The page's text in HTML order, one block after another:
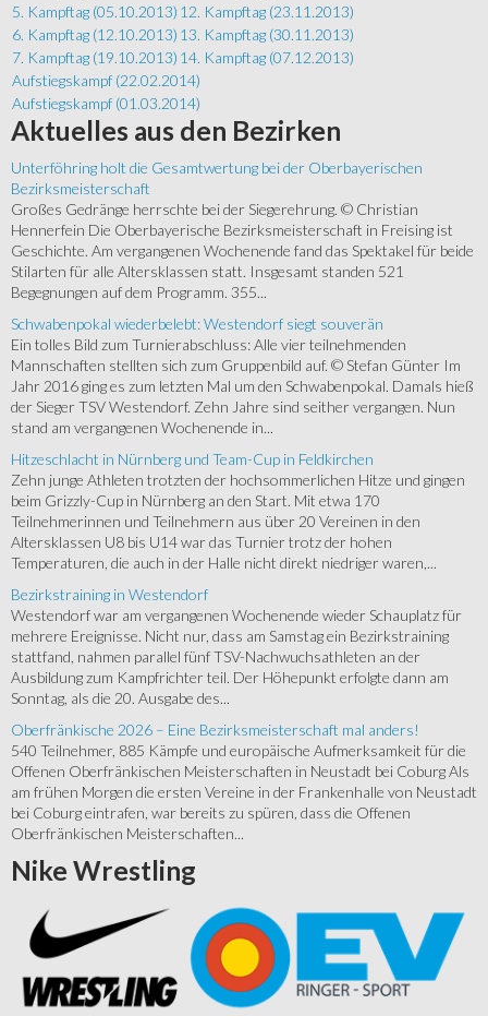
5. Kampftag (05.10.2013) 12. Kampftag (23.11.2013)
6. Kampftag (12.10.2013) 13. Kampftag (30.11.2013)
7. Kampftag (19.10.2013) 14. Kampftag (07.12.2013)
Aufstiegskampf (22.02.2014)
Aufstiegskampf (01.03.2014)
Aktuelles aus den Bezirken
Unterföhring holt die Gesamtwertung bei der Oberbayerischen
Bezirksmeisterschaft
Großes Gedränge herrschte bei der Siegerehrung. © Christian
Hennerfein Die Oberbayerische Bezirksmeisterschaft in Freising ist
Geschichte. Am vergangenen Wochenende fand das Spektakel für beide
Stilarten für alle Altersklassen statt. Insgesamt standen 521
Begegnungen auf dem Programm. 355...
Schwabenpokal wiederbelebt: Westendorf siegt souverän
Ein tolles Bild zum Turnierabschluss: Alle vier teilnehmenden
Mannschaften stellten sich zum Gruppenbild auf. © Stefan Günter Im
Jahr 2016 ging es zum letzten Mal um den Schwabenpokal. Damals hieß
der Sieger TSV Westendorf. Zehn Jahre sind seither vergangen. Nun
stand am vergangenen Wochenende in...
Hitzeschlacht in Nürnberg und Team-Cup in Feldkirchen
Zehn junge Athleten trotzten der hochsommerlichen Hitze und gingen
beim Grizzly-Cup in Nürnberg an den Start. Mit etwa 170
Teilnehmerinnen und Teilnehmern aus über 20 Vereinen in den
Altersklassen U8 bis U14 war das Turnier trotz der hohen
Temperaturen, die auch in der Halle nicht direkt niedriger waren,...
Bezirkstraining in Westendorf
Westendorf war am vergangenen Wochenende wieder Schauplatz für
mehrere Ereignisse. Nicht nur, dass am Samstag ein Bezirkstraining
stattfand, nahmen parallel fünf TSV-Nachwuchsathleten an der
Ausbildung zum Kampfrichter teil. Der Höhepunkt erfolgte dann am
Sonntag, als die 20. Ausgabe des...
Oberfränkische 2026 – Eine Bezirksmeisterschaft mal anders!
540 Teilnehmer, 885 Kämpfe und europäische Aufmerksamkeit für die
Offenen Oberfränkischen Meisterschaften in Neustadt bei Coburg Als
am frühen Morgen die ersten Vereine in der Frankenhalle von Neustadt
bei Coburg eintrafen, war bereits zu spüren, dass die Offenen
Oberfränkischen Meisterschaften...
Nike Wrestling